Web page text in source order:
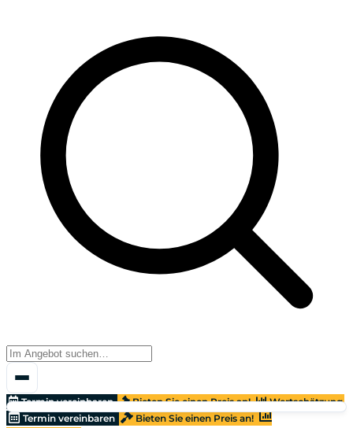
Termin vereinbaren Bieten Sie einen Preis an!
Wertschätzung
Termin vereinbaren
Bieten Sie einen Preis an!